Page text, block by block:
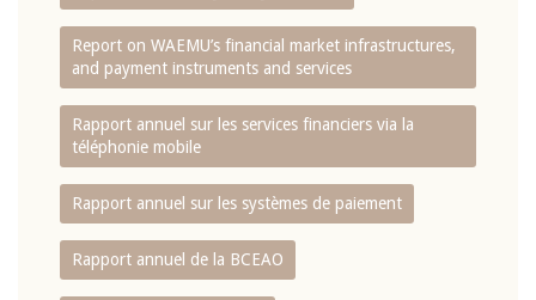
Report on WAEMU’s financial market infrastructures,
and payment instruments and services
Rapport annuel sur les services financiers via la
téléphonie mobile
Rapport annuel sur les systèmes de paiement
Rapport annuel de la BCEAO